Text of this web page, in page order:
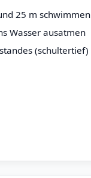
25 m schwimmen
Wasser ausatmen
(schultertief)